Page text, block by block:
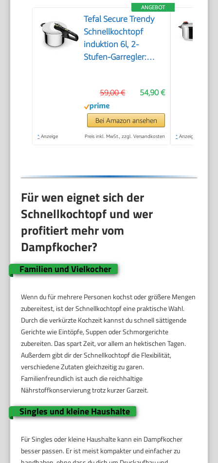
ANGEBOT
Tefal Secure Trendy
Schnellkochtopf
induktion 6l, 2-
Stufen-Garregler:
Induktions-
Kapselboden, für alle
Herdarten,
Edelstahl/Schwarz/Grün,
54,90 €
59,00 €
Bei Amazon ansehen
* Anzeige Preis inkl. MwSt., zzgl. Versandkosten * Anzeige
Für wen eignet sich der
Schnellkochtopf und wer
profitiert mehr vom
Dampfkocher?
Familien und Vielkocher
Wenn du für mehrere Personen kochst oder größere Mengen
zubereitest, ist der Schnellkochtopf eine praktische Wahl.
Durch die verkürzte Kochzeit kannst du schnell sättigende
Gerichte wie Eintöpfe, Suppen oder Schmorgerichte
zubereiten. Das spart Zeit, vor allem an hektischen Tagen.
Außerdem gibt dir der Schnellkochtopf die Flexibilität,
verschiedene Zutaten gleichzeitig zu garen.
Familienfreundlich ist auch die reichhaltige
Nährstoffkonservierung trotz kurzer Garzeit.
Singles und kleine Haushalte
Für Singles oder kleine Haushalte kann ein Dampfkocher
besser passen. Er ist meist kompakter und einfacher zu